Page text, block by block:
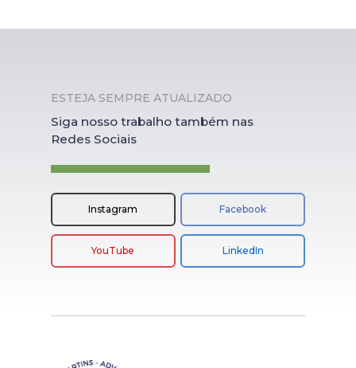
ESTEJA SEMPRE ATUALIZADO
Siga nosso trabalho também nas
Redes Sociais
Instagram Facebook
YouTube LinkedIn